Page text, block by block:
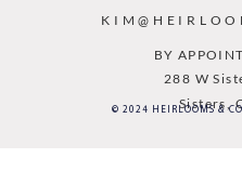
BY
288 W
Sisters,
© 2024 HEIRLOOMS &